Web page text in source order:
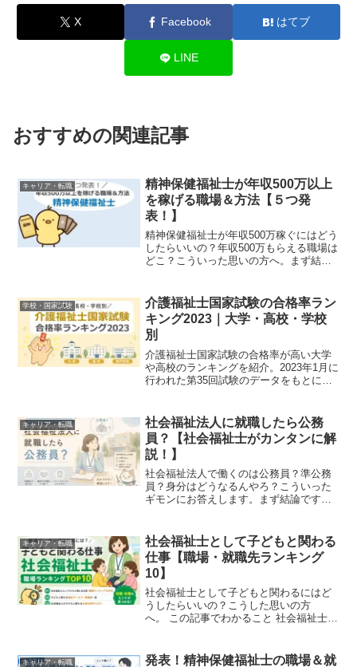
X Facebook はてブ
LINE
おすすめの関連記事
キャリア・転職
精神保健福祉士が年収500万以上
を稼げる職場＆方法【５つ発
表！】
精神保健福祉士が年収500万稼ぐにはどう
したらいいの？年収500万もらえる職場は
どこ？こういった思いの方へ。まず結
祉士（正職員）の27％が年収500万以上な
のです。で...
学校・国家試験
介護福祉士国家試験の合格率ラン
キング2023｜大学・高校・学校
別
介護福祉士国家試験の合格率が高い大学
や高校のランキングを紹介。2023年1月に
行われた第35回試験のデータをもとに、
す。合格率が高い学校に通うメリットも
説明。
キャリア・転職
社会福祉法人に就職したら公務
員？【社会福祉士がカンタンに解
説！】
社会福祉法人で働くのは公務員？準公務
員？身分はどうなるんやろ？こういった
ギモンにお答えします。まず結論です。
うケースがあります。もう少しくわしく
解説しますね。自治体...
キャリア・転職
社会福祉士として子どもと関わる
仕事【職場・就職先ランキング
10】
社会福祉士として子どもと関わるにはど
うしたらいいの？こうした思いの方
へ。 この記事でわかること 社会福祉士と
ービスの一覧 社会福祉士が子どもと関わ
キャリア・転職 発表！精神保健福祉士の職場＆就